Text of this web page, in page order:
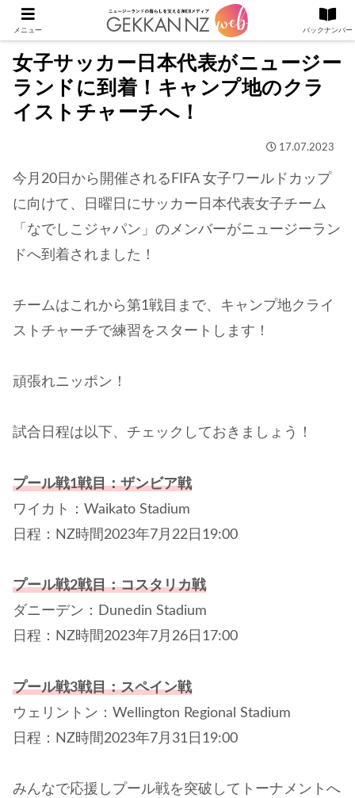
女子サッカー日本代表がニュージー
ランドに到着！キャンプ地のクラ
イストチャーチへ！
17.07.2023
今月20日から開催されるFIFA 女子ワールドカップ
に向けて、日曜日にサッカー日本代表女子チーム
「なでしこジャパン」のメンバーがニュージーラン
ドへ到着されました！
チームはこれから第1戦目まで、キャンプ地クライ
ストチャーチで練習をスタートします！
頑張れニッポン！
試合日程は以下、チェックしておきましょう！
プール戦1戦目：ザンビア戦
ワイカト：Waikato Stadium
日程：NZ時間2023年7月22日19:00
プール戦2戦目：コスタリカ戦
ダニーデン：Dunedin Stadium
日程：NZ時間2023年7月26日17:00
プール戦3戦目：スペイン戦
ウェリントン：Wellington Regional Stadium
日程：NZ時間2023年7月31日19:00
みんなで応援しプール戦を突破してトーナメントへ
メニュー バックナンバー